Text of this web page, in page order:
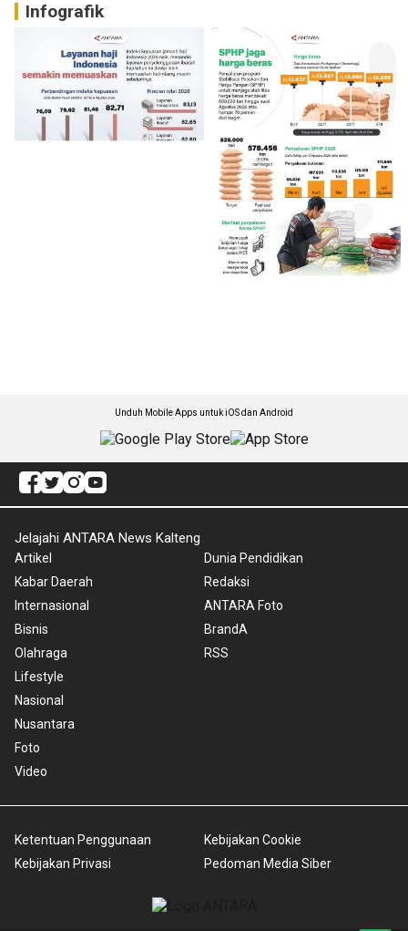
Infografik
Unduh Mobile Apps untuk iOS dan Android
Jelajahi ANTARA News Kalteng
Artikel
Kabar Daerah
Internasional
Bisnis
Olahraga
Lifestyle
Nasional
Nusantara
Foto
Video
Dunia Pendidikan
Redaksi
ANTARA Foto
BrandA
RSS
Ketentuan Penggunaan
Kebijakan Privasi
Kebijakan Cookie
Pedoman Media Siber